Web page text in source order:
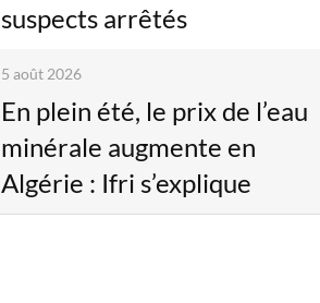
suspects arrêtés
5 août 2026
En plein été, le prix de l’eau
minérale augmente en
Algérie : Ifri s’explique